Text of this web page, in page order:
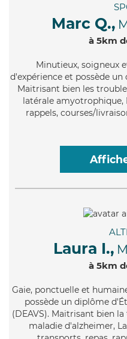
Marc Q.,
à 5km
Minutieux, soigneux
d'expérience et possède
Maitrisant bien les
latérale amyotrophique,
rappels, courses/
Laura I.,
à 5km
Gaie, ponctuelle et
possède un diplôme
(DEAVS). Maitrisant bien
maladie d'alzheimer,